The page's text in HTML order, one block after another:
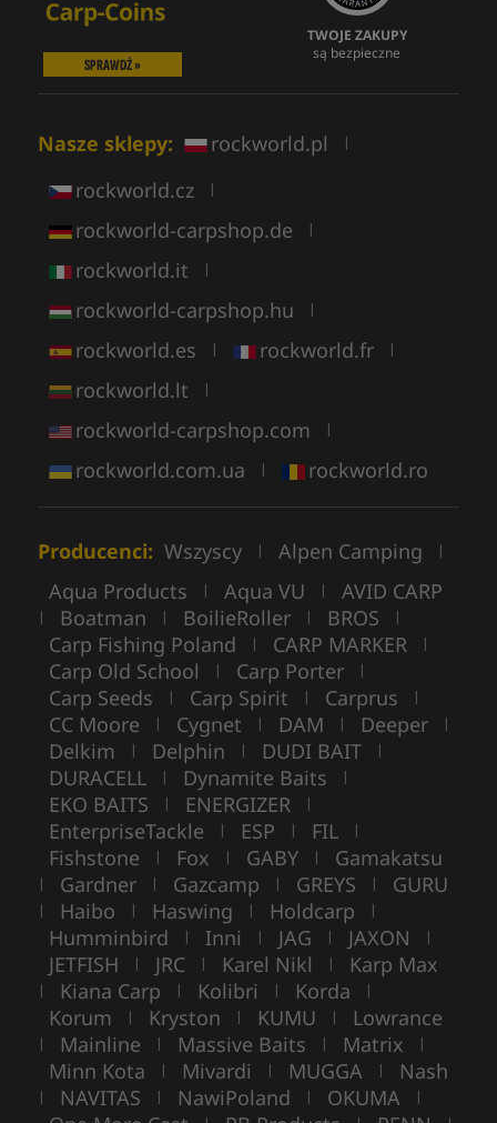
SPRAWDŹ »
TWOJE ZAKUPY
są bezpieczne
Nasze sklepy: rockworld.pl |
rockworld.cz |
rockworld-carpshop.de |
rockworld.it |
rockworld-carpshop.hu |
rockworld.es | rockworld.fr |
rockworld.lt |
rockworld-carpshop.com |
rockworld.com.ua | rockworld.ro
Producenci: Wszyscy | Alpen Camping |
Aqua Products | Aqua VU | AVID CARP
| Boatman | BoilieRoller | BROS |
Carp Fishing Poland | CARP MARKER |
Carp Old School | Carp Porter |
Carp Seeds | Carp Spirit | Carprus |
CC Moore | Cygnet | DAM | Deeper |
Delkim | Delphin | DUDI BAIT |
DURACELL | Dynamite Baits |
EKO BAITS | ENERGIZER |
EnterpriseTackle | ESP | FIL |
Fishstone | Fox | GABY | Gamakatsu
| Gardner | Gazcamp | GREYS | GURU
| Haibo | Haswing | Holdcarp |
Humminbird | Inni | JAG | JAXON |
JETFISH | JRC | Karel Nikl | Karp Max
| Kiana Carp | Kolibri | Korda |
Korum | Kryston | KUMU | Lowrance
| Mainline | Massive Baits | Matrix |
Minn Kota | Mivardi | MUGGA | Nash
| NAVITAS | NawiPoland | OKUMA |